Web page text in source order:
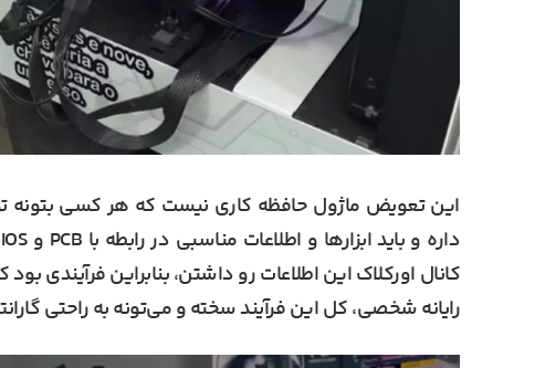
این تعویض ماژول حافظه کاری نیست که هر کسی بتونه
کانال اورکلاک این اطلاعات رو داشتن، بنابراین فرآیندی
رایانه شخصی، کل این فرآیند سخته و می‌تونه به راحتی